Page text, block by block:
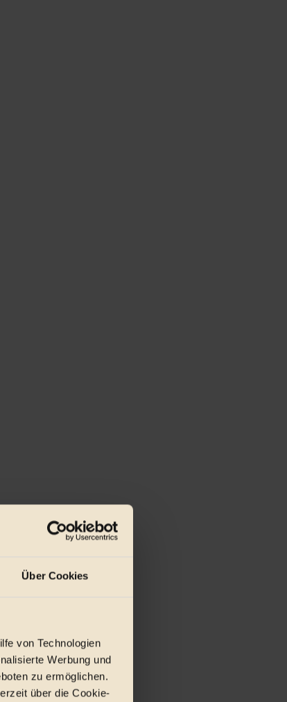
Über Cookies
von Technologien
Werbung und
zu ermöglichen.
über die Cookie-